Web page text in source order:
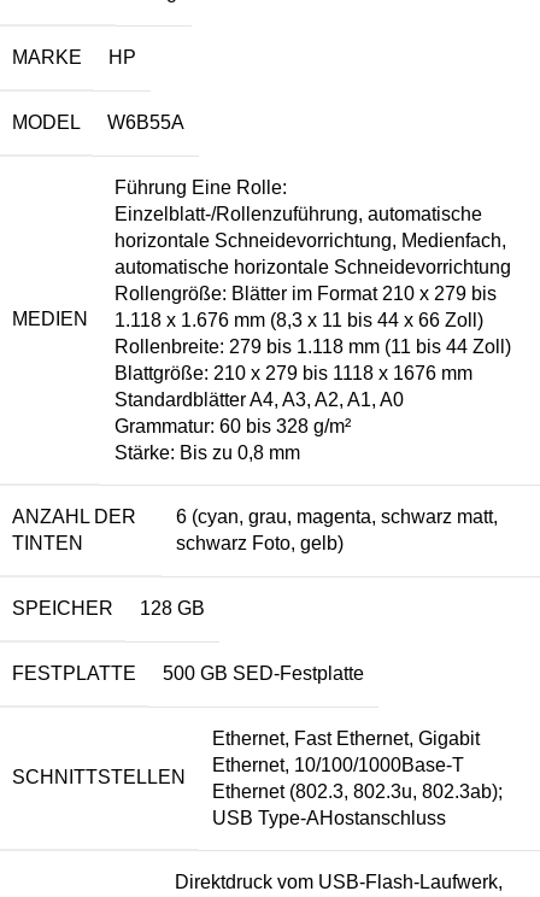
MARKE HP
MODEL W6B55A
MEDIEN
Führung Eine Rolle:
Einzelblatt-/Rollenzuführung, automatische
horizontale Schneidevorrichtung, Medienfach,
automatische horizontale Schneidevorrichtung
Rollengröße: Blätter im Format 210 x 279 bis
1.118 x 1.676 mm (8,3 x 11 bis 44 x 66 Zoll)
Rollenbreite: 279 bis 1.118 mm (11 bis 44 Zoll)
Blattgröße: 210 x 279 bis 1118 x 1676 mm
Standardblätter A4, A3, A2, A1, A0
Grammatur: 60 bis 328 g/m²
Stärke: Bis zu 0,8 mm
ANZAHL DER
TINTEN
6 (cyan, grau, magenta, schwarz matt,
schwarz Foto, gelb)
SPEICHER 128 GB
FESTPLATTE 500 GB SED-Festplatte
SCHNITTSTELLEN
Ethernet, Fast Ethernet, Gigabit
Ethernet, 10/100/1000Base-T
Ethernet (802.3, 802.3u, 802.3ab);
USB Type-AHostanschluss
Direktdruck vom USB-Flash-Laufwerk,